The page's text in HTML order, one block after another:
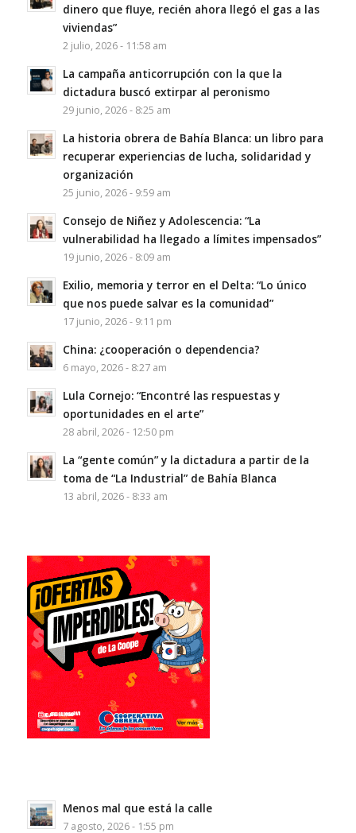
dinero que fluye, recién ahora llegó el gas a las
viviendas”
2 julio, 2026 - 11:58 am
La campaña anticorrupción con la que la
dictadura buscó extirpar al peronismo
29 junio, 2026 - 8:25 am
La historia obrera de Bahía Blanca: un libro para
recuperar experiencias de lucha, solidaridad y
organización
25 junio, 2026 - 9:59 am
Consejo de Niñez y Adolescencia: “La
vulnerabilidad ha llegado a límites impensados”
19 junio, 2026 - 8:09 am
Exilio, memoria y terror en el Delta: “Lo único
que nos puede salvar es la comunidad”
17 junio, 2026 - 9:11 pm
China: ¿cooperación o dependencia?
6 mayo, 2026 - 8:27 am
Lula Cornejo: “Encontré las respuestas y
oportunidades en el arte”
28 abril, 2026 - 12:50 pm
La “gente común” y la dictadura a partir de la
toma de “La Industrial” de Bahía Blanca
13 abril, 2026 - 8:33 am
Menos mal que está la calle
7 agosto, 2026 - 1:55 pm